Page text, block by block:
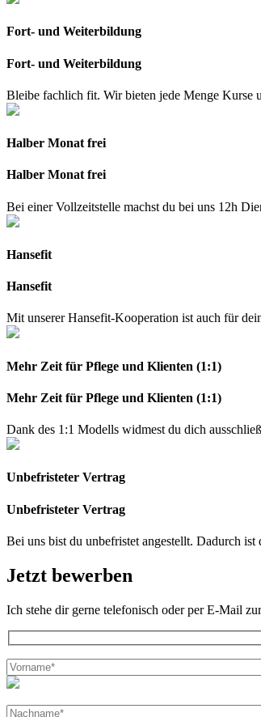
Fort- und Weiterbildung
Fort- und Weiterbildung
Bleibe fachlich fit. Wir bieten jede Menge Kurse
Halber Monat frei
Halber Monat frei
Bei einer Vollzeitstelle machst du bei uns 12h
Hansefit
Hansefit
Mit unserer Hansefit-Kooperation ist auch für
Mehr Zeit für Pflege und Klienten (1:1)
Mehr Zeit für Pflege und Klienten (1:1)
Dank des 1:1 Modells widmest du dich
Unbefristeter Vertrag
Unbefristeter Vertrag
Bei uns bist du unbefristet angestellt. Dadurch
Jetzt bewerben
Ich stehe dir gerne telefonisch oder per E-Mail